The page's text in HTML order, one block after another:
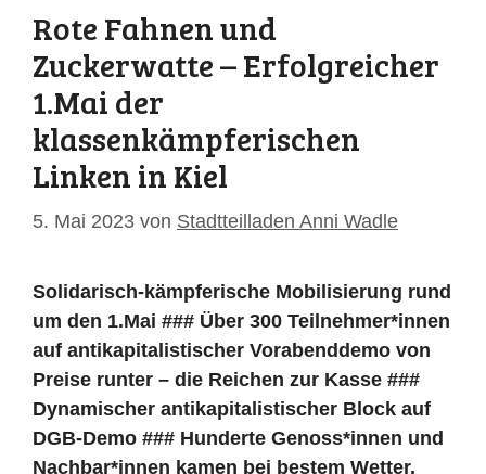
Rote Fahnen und
Zuckerwatte – Erfolgreicher
1.Mai der
klassenkämpferischen
Linken in Kiel
5. Mai 2023 von Stadtteilladen Anni Wadle
Solidarisch-kämpferische Mobilisierung rund
um den 1.Mai ### Über 300 Teilnehmer*innen
auf antikapitalistischer Vorabenddemo von
Preise runter – die Reichen zur Kasse ###
Dynamischer antikapitalistischer Block auf
DGB-Demo ### Hunderte Genoss*innen und
Nachbar*innen kamen bei bestem Wetter,